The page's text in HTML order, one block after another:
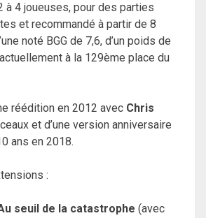
à 4 joueuses, pour des parties
et recommandé à partir de 8
noté BGG de 7,6, d’un poids de
à la 129ème place du
réédition en 2012 avec Chris
et d’une version anniversaire
ans en 2018.
:
seuil de la catastrophe (avec